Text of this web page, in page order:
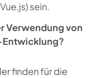
sein.
Verwendung von
finden für die